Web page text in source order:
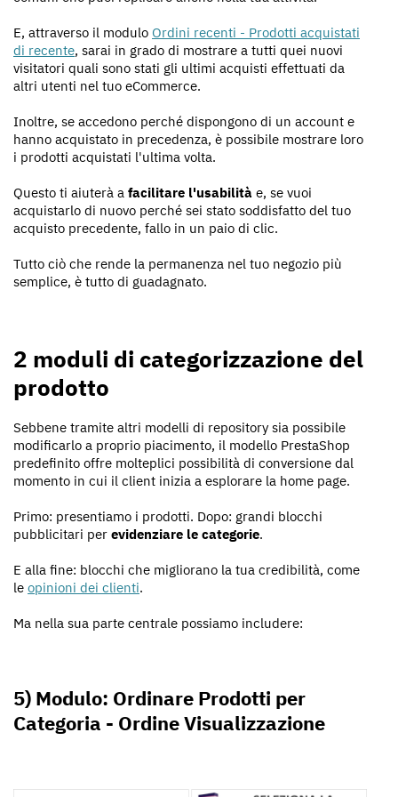
E, attraverso il modulo Ordini recenti - Prodotti acquistati
di recente, sarai in grado di mostrare a tutti quei nuovi
visitatori quali sono stati gli ultimi acquisti effettuati da
altri utenti nel tuo eCommerce.
Inoltre, se accedono perché dispongono di un account e
hanno acquistato in precedenza, è possibile mostrare loro
i prodotti acquistati l'ultima volta.
Questo ti aiuterà a facilitare l'usabilità e, se vuoi
acquistarlo di nuovo perché sei stato soddisfatto del tuo
acquisto precedente, fallo in un paio di clic.
Tutto ciò che rende la permanenza nel tuo negozio più
semplice, è tutto di guadagnato.
2 moduli di categorizzazione del
prodotto
Sebbene tramite altri modelli di repository sia possibile
modificarlo a proprio piacimento, il modello PrestaShop
predefinito offre molteplici possibilità di conversione dal
momento in cui il client inizia a esplorare la home page.
Primo: presentiamo i prodotti. Dopo: grandi blocchi
pubblicitari per evidenziare le categorie.
E alla fine: blocchi che migliorano la tua credibilità, come
le opinioni dei clienti.
Ma nella sua parte centrale possiamo includere:
5) Modulo: Ordinare Prodotti per
Categoria - Ordine Visualizzazione